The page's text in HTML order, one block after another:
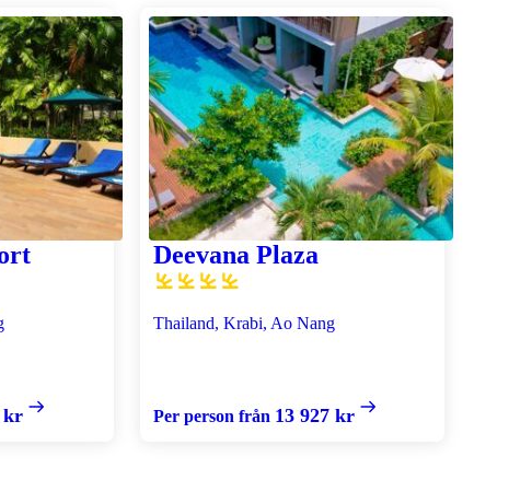
kr
Deevana Plaza
Thailand, Krabi, Ao Nang
Per person från 13 927 kr